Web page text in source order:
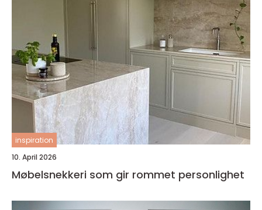
inspiration
10. April 2026
Møbelsnekkeri som gir rommet personlighet